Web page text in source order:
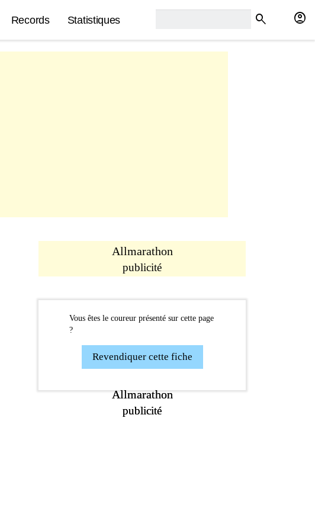
Records Statistiques search account_circle
Allmarathon
publicité
Vous êtes le coureur présenté sur cette page
?
Revendiquer cette fiche
Allmarathon
publicité
Allmarathon
publicité